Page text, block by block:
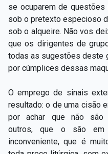
se ocuparem de questões
sob o pretexto especioso
sob o alqueire. Não vos
que os dirigentes de
todas as sugestões deste
por cúmplices dessas
O emprego de sinais
resultado: o de uma cisão
por achar que não são
outros, que o são em
inconveniente, que é